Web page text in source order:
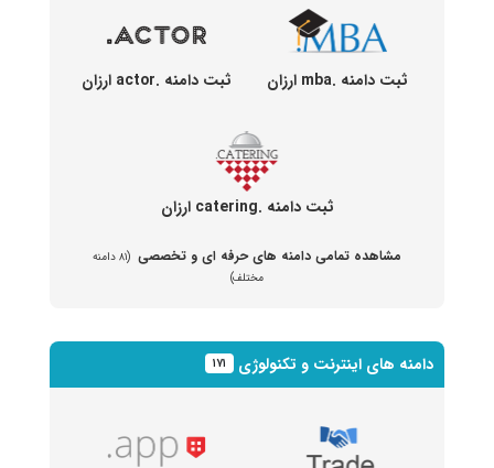
ثبت دامنه .mba ارزان ثبت دامنه .actor ارزان
ثبت دامنه .catering ارزان
مشاهده تمامی دامنه های حرفه ای و تخصصی
(۸۱ دامنه
مختلف)
دامنه های اینترنت و تکنولوژی ۱۷۱